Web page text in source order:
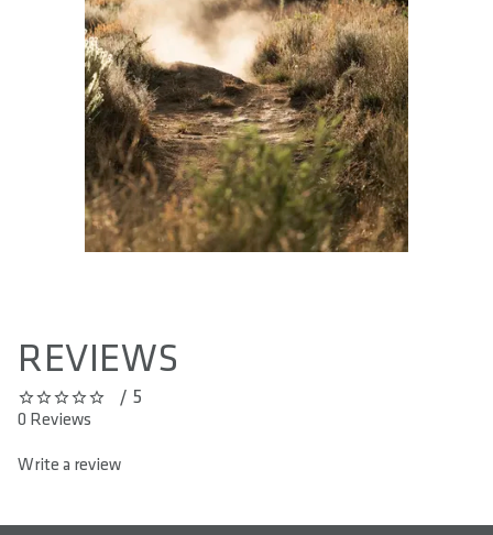
REVIEWS
0 out of 5 stars/ 5
0 Reviews
Write a review